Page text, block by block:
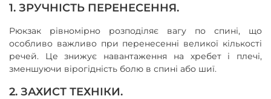
1. ЗРУЧНІСТЬ ПЕРЕНЕСЕННЯ.
Рюкзак рівномірно розподіляє вагу по спині, що
особливо важливо при перенесенні великої кількості
речей. Це знижує навантаження на хребет і плечі,
зменшуючи вірогідність болю в спині або шиї.
2. ЗАХИСТ ТЕХНІКИ.